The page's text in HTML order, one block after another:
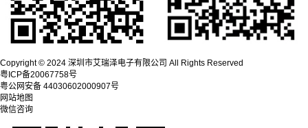
Copyright © 2024 深圳市艾瑞泽电子有限公司 All Rights Reserved
粤ICP备20067758号
粤公网安备 44030602000907号
网站地图
微信咨询